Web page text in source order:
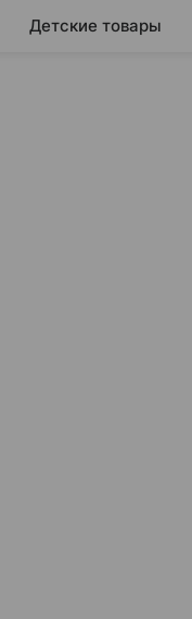
Детские товары